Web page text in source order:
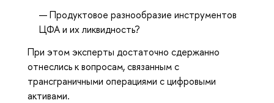
Продуктовое разнообразие инструментов
ЦФА и их ликвидность?
При этом эксперты достаточно сдержанно
отнеслись к вопросам, связанным с
трансграничными операциями с цифровыми
активами.